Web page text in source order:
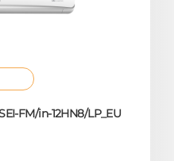
FM/in-12HN8/LP_EU